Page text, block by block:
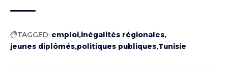
TAGGED: emploi inégalités régionales
jeunes diplômés politiques publiques Tunisie